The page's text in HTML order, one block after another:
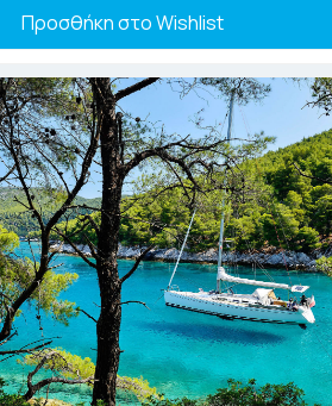
Προσθήκη στο Wishlist